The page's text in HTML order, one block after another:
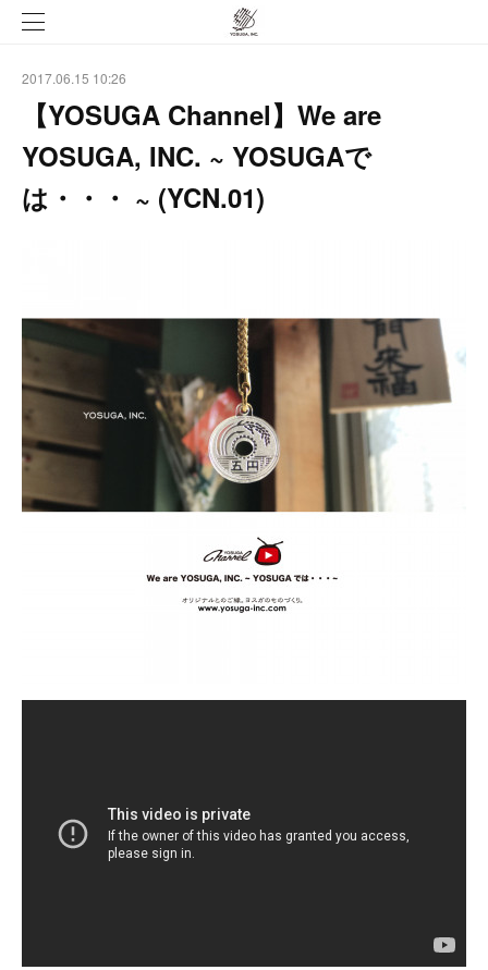
2017.06.15 10:26
【YOSUGA Channel】We are
YOSUGA, INC. ~ YOSUGAで
は・・・ ~ (YCN.01)